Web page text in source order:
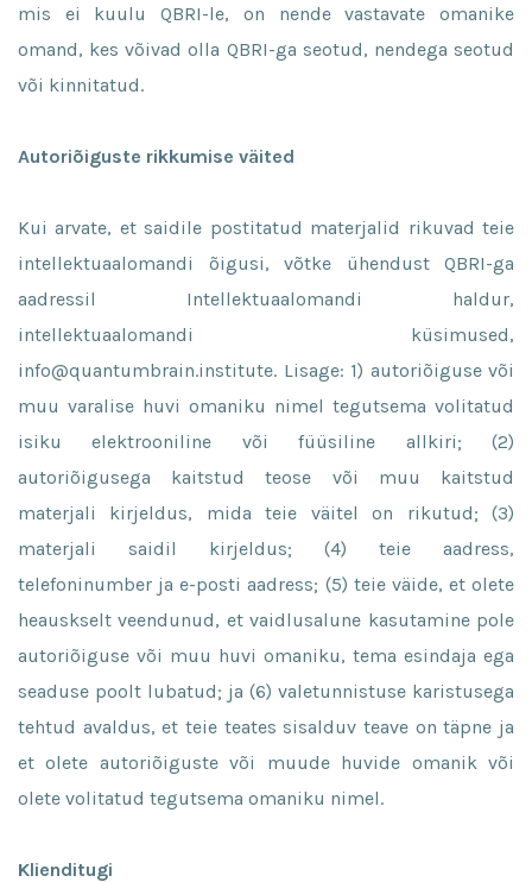
mis ei kuulu QBRI-le, on nende vastavate omanike
omand, kes võivad olla QBRI-ga seotud, nendega seotud
või kinnitatud.
Autoriõiguste rikkumise väited
Kui arvate, et saidile postitatud materjalid rikuvad teie
intellektuaalomandi õigusi, võtke ühendust QBRI-ga
aadressil Intellektuaalomandi haldur,
intellektuaalomandi küsimused,
info@quantumbrain.institute. Lisage: 1) autoriõiguse või
muu varalise huvi omaniku nimel tegutsema volitatud
isiku elektrooniline või füüsiline allkiri; (2)
autoriõigusega kaitstud teose või muu kaitstud
materjali kirjeldus, mida teie väitel on rikutud; (3)
materjali saidil kirjeldus; (4) teie aadress,
telefoninumber ja e-posti aadress; (5) teie väide, et olete
heauskselt veendunud, et vaidlusalune kasutamine pole
autoriõiguse või muu huvi omaniku, tema esindaja ega
seaduse poolt lubatud; ja (6) valetunnistuse karistusega
tehtud avaldus, et teie teates sisalduv teave on täpne ja
et olete autoriõiguste või muude huvide omanik või
olete volitatud tegutsema omaniku nimel.
Klienditugi